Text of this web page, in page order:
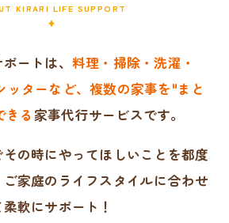
KIRARI LIFE SUPPORT
ートは、 料理・掃除・洗濯・
ッターなど、複数の家事を"まと
きる 家事代行サービスです。
の時にやってほしいことを都度
ご家庭のライフスタイルに合わせ
柔軟にサポート！